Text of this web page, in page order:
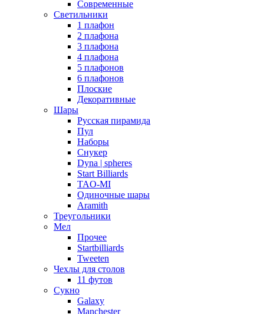
Современные
Светильники
1 плафон
2 плафона
3 плафона
4 плафона
5 плафонов
6 плафонов
Плоские
Декоративные
Шары
Русская пирамида
Пул
Наборы
Снукер
Dyna | spheres
Start Billiards
TAO-MI
Одиночные шары
Aramith
Треугольники
Мел
Прочее
Startbilliards
Tweeten
Чехлы для столов
11 футов
Сукно
Galaxy
Manchester